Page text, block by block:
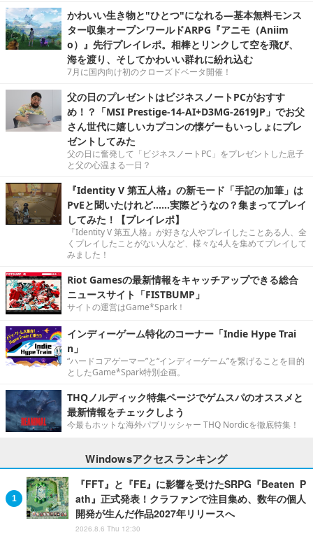
かわいい生き物と"ひとつ"になれる―基本無料モンス
ター収集オープンワールドARPG『アニモ（Aniim
o）』先行プレイレポ。相棒とリンクして空を飛び、
海を渡り、そしてかわいい群れに紛れ込む
7月に国内向け初のクローズドベータ開催！
父の日のプレゼントはビジネスノートPCがおすす
め！？「MSI Prestige-14-AI+D3MG-2619JP」でお父
さん世代に嬉しいカプコンの懐ゲーもいっしょにプレ
ゼントしてみた
父の日に奮発して「ビジネスノートPC」をプレゼントした息子
と父の心温まる一日？
『Identity V 第五人格』の新モード「手記の加筆」は
PvEと聞いたけれど……実際どうなの？集まってプレイ
してみた！【プレイレポ】
『Identity V 第五人格』が好きな人やプレイしたことある人、全
くプレイしたことがない人など、様々な4人を集めてプレイして
みました！
Riot Gamesの最新情報をキャッチアップできる総合
ニュースサイト「FISTBUMP」
サイトの運営はGame*Spark！
インディーゲーム特化のコーナー「Indie Hype Trai
n」
“ハードコアゲーマー”と“インディーゲーム”を繋げることを目的
としたGame*Spark特別企画。
THQノルディック特集ページでゲムスパのオススメと
最新情報をチェックしよう
今最もホットな海外パブリッシャー THQ Nordicを徹底特集！
Windowsアクセスランキング
『FFT』と『FE』に影響を受けたSRPG『Beaten P
ath』正式発表！クラファンで注目集め、数年の個人
開発が生んだ作品2027年リリースへ
2026.8.6 Thu 12:30